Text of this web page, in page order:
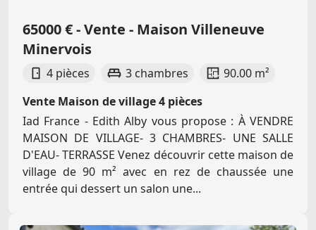
65000 € - Vente - Maison Villeneuve
Minervois
4 pièces 3 chambres
90.00 m²
Vente Maison de village 4 pièces
Iad France - Edith Alby vous propose : À VENDRE
MAISON DE VILLAGE- 3 CHAMBRES- UNE SALLE
D'EAU- TERRASSE Venez découvrir cette maison de
village de 90 m² avec en rez de chaussée une
entrée qui dessert un salon une...